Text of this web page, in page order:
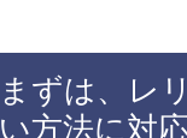
まずは、レ
い方法に対